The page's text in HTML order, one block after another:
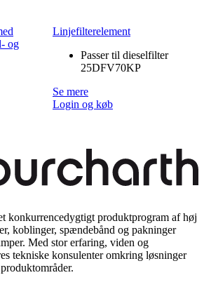
og
Linjefilterelement
Passer til dieselfilter
25DFV70KP
Se mere
Login og køb
konkurrencedygtigt produktprogram af høj
koblinger, spændebånd og pakninger
Med stor erfaring, viden og
tekniske konsulenter omkring løsninger